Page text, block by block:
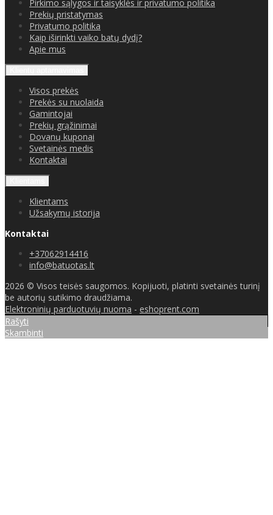
Pirkimo sąlygos ir taisyklės ir privatumo politika
Prekių pristatymas
Privatumo politika
Kaip iširinkti vaiko batų dydį?
Apie mus
Visos prekės
Prekės su nuolaida
Gamintojai
Prekių grąžinimai
Dovanų kuponai
Svetainės medis
Kontaktai
Klientams
Užsakymų istorija
Kontaktai
+37062914416
info@batuotas.lt
2026 © Visos teisės saugomos. Kopijuoti, platinti svetainės turinį
be autorių sutikimo draudžiama.
Elektroninių parduotuvių nuoma - eshoprent.com
Rašyti
Skambinti